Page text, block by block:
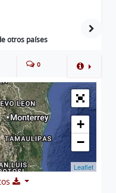
otros países
0
+
−
Leaflet